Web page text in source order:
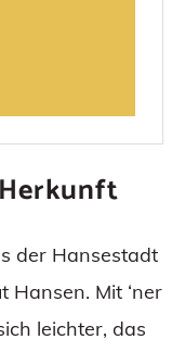
der Hansestadt
Hansen. Mit ‘ner
leichter, das